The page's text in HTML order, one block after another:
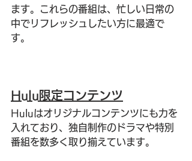
ます。これらの番組は、忙しい日常の
中でリフレッシュしたい方に最適で
す。
Hulu限定コンテンツ
Huluはオリジナルコンテンツにも力を
入れており、独自制作のドラマや特別
番組を数多く取り揃えています。